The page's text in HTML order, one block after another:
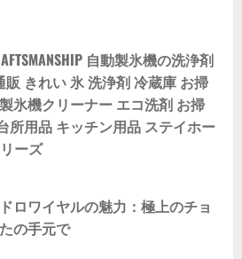
自動製氷機の洗浄剤
販 きれい 氷 洗浄剤 冷蔵庫 お掃
氷機クリーナー エコ洗剤 お掃
所用品 キッチン用品 ステイホー
ーズ
ロワイヤルの魅力：極上のチョ
の手元で